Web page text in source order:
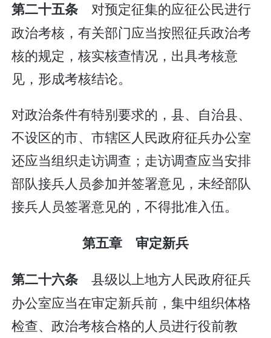
第二十五条 对预定征集的应征公民进行
政治考核，有关部门应当按照征兵政治考
核的规定，核实核查情况，出具考核意
见，形成考核结论。
对政治条件有特别要求的，县、自治县、
不设区的市、市辖区人民政府征兵办公室
还应当组织走访调查；走访调查应当安排
部队接兵人员参加并签署意见，未经部队
接兵人员签署意见的，不得批准入伍。
第五章 审定新兵
第二十六条 县级以上地方人民政府征兵
办公室应当在审定新兵前，集中组织体格
检查、政治考核合格的人员进行役前教